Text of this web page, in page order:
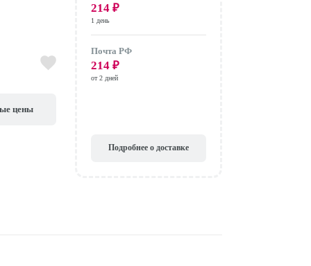
цены
214 ₽
1 день
Почта РФ
214 ₽
от 2 дней
Подробнее о доставке